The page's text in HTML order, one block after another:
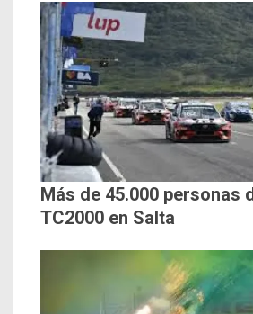
Más de 45.000 personas
TC2000 en Salta